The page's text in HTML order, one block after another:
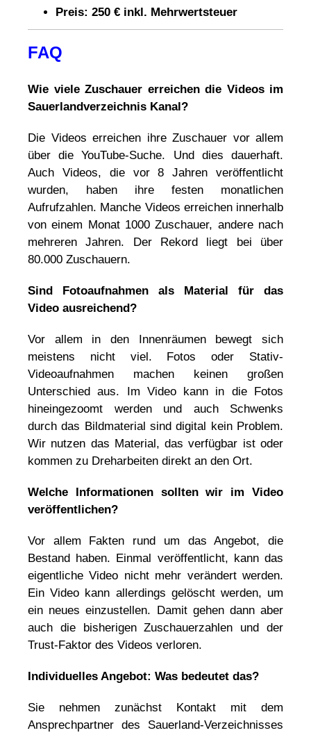
Preis: 250 € inkl. Mehrwertsteuer
FAQ
Wie viele Zuschauer erreichen die Videos im
Sauerlandverzeichnis Kanal?
Die Videos erreichen ihre Zuschauer vor allem
über die YouTube-Suche. Und dies dauerhaft.
Auch Videos, die vor 8 Jahren veröffentlicht
wurden, haben ihre festen monatlichen
Aufrufzahlen. Manche Videos erreichen innerhalb
von einem Monat 1000 Zuschauer, andere nach
mehreren Jahren. Der Rekord liegt bei über
80.000 Zuschauern.
Sind Fotoaufnahmen als Material für das
Video ausreichend?
Vor allem in den Innenräumen bewegt sich
meistens nicht viel. Fotos oder Stativ-
Videoaufnahmen machen keinen großen
Unterschied aus. Im Video kann in die Fotos
hineingezoomt werden und auch Schwenks
durch das Bildmaterial sind digital kein Problem.
Wir nutzen das Material, das verfügbar ist oder
kommen zu Dreharbeiten direkt an den Ort.
Welche Informationen sollten wir im Video
veröffentlichen?
Vor allem Fakten rund um das Angebot, die
Bestand haben. Einmal veröffentlicht, kann das
eigentliche Video nicht mehr verändert werden.
Ein Video kann allerdings gelöscht werden, um
ein neues einzustellen. Damit gehen dann aber
auch die bisherigen Zuschauerzahlen und der
Trust-Faktor des Videos verloren.
Individuelles Angebot: Was bedeutet das?
Sie nehmen zunächst Kontakt mit dem
Ansprechpartner des Sauerland-Verzeichnisses